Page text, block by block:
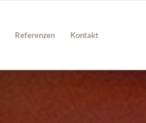
Referenzen Kontakt